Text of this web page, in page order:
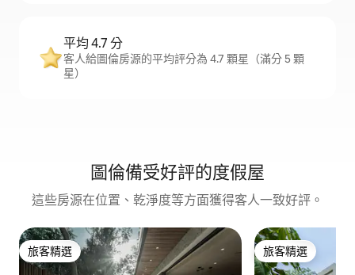
平均 4.7 分
客人給圖倫房源的平均評分為 4.7 顆星（滿分 5 顆
星）
圖倫備受好評的度假屋
這些房源在位置、乾淨度等方面獲得客人一致好評。
旅客精選
旅客精選 旅客精選
旅客精選